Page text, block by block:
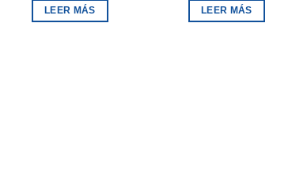
LEER MÁS LEER MÁS